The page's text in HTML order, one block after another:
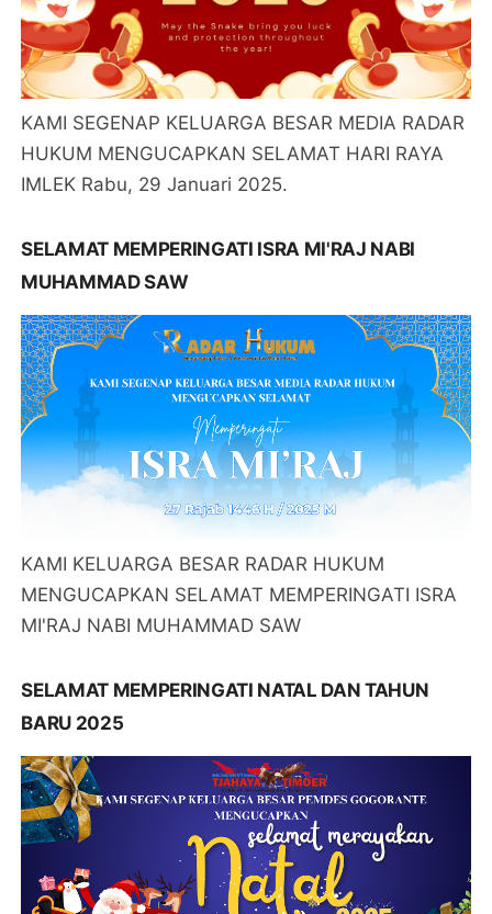
KAMI SEGENAP KELUARGA BESAR MEDIA RADAR
HUKUM MENGUCAPKAN SELAMAT HARI RAYA
IMLEK Rabu, 29 Januari 2025.
SELAMAT MEMPERINGATI ISRA MI'RAJ NABI
MUHAMMAD SAW
KAMI KELUARGA BESAR RADAR HUKUM
MENGUCAPKAN SELAMAT MEMPERINGATI ISRA
MI'RAJ NABI MUHAMMAD SAW
SELAMAT MEMPERINGATI NATAL DAN TAHUN
BARU 2025